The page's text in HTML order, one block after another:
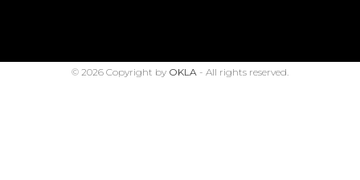
© 2026 Copyright by OKLA - All rights reserved.